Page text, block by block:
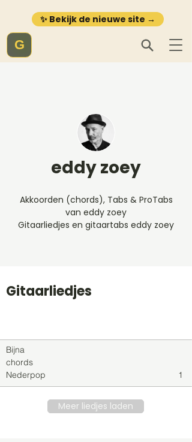
✨ Bekijk de nieuwe site →
G
eddy zoey
Akkoorden (chords), Tabs & ProTabs
van eddy zoey
Gitaarliedjes en gitaartabs eddy zoey
Gitaarliedjes
Bijna
chords
Nederpop
1
Meer liedjes laden